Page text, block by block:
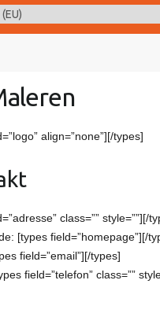
align=”none”][/types]
class=”” style=””][/
[types field=”homepage”][/
field=”email”][/types]
field=”telefon” class=””